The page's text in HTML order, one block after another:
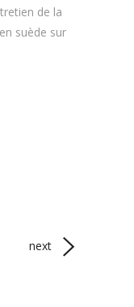
de la
suède sur
next